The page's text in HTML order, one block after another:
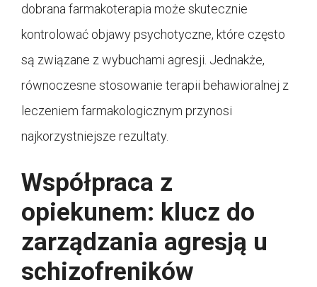
dobrana farmakoterapia może skutecznie
kontrolować objawy psychotyczne, które często
są związane z wybuchami agresji. Jednakże,
równoczesne stosowanie terapii behawioralnej z
leczeniem farmakologicznym przynosi
najkorzystniejsze rezultaty.
Współpraca z
opiekunem: klucz do
zarządzania agresją u
schizofreników